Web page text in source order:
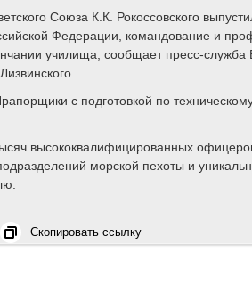
Союза К.К. Рокоссовского
Федерации, командование и
училища, сообщает пресс-служба
с подготовкой по
высококвалифицированных
морской пехоты и
Скопировать ссылку